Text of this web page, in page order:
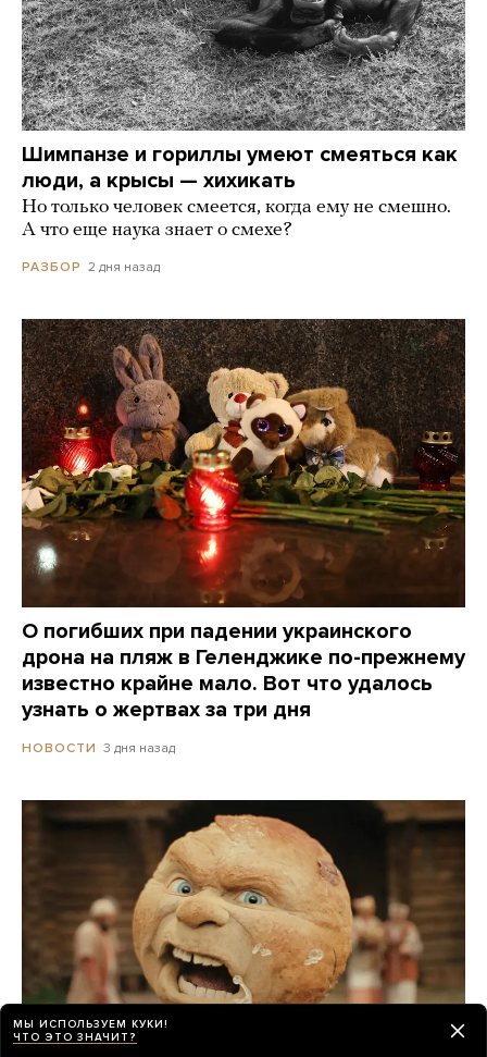
Шимпанзе и гориллы умеют смеяться как
люди, а крысы — хихикать
Но только человек смеется, когда ему не смешно.
А что еще наука знает о смехе?
РАЗБОР 2 дня назад
О погибших при падении украинского
дрона на пляж в Геленджике по-прежнему
известно крайне мало. Вот что удалось
узнать о жертвах за три дня
НОВОСТИ 3 дня назад
МЫ ИСПОЛЬЗУЕМ КУКИ!
ЧТО ЭТО ЗНАЧИТ?